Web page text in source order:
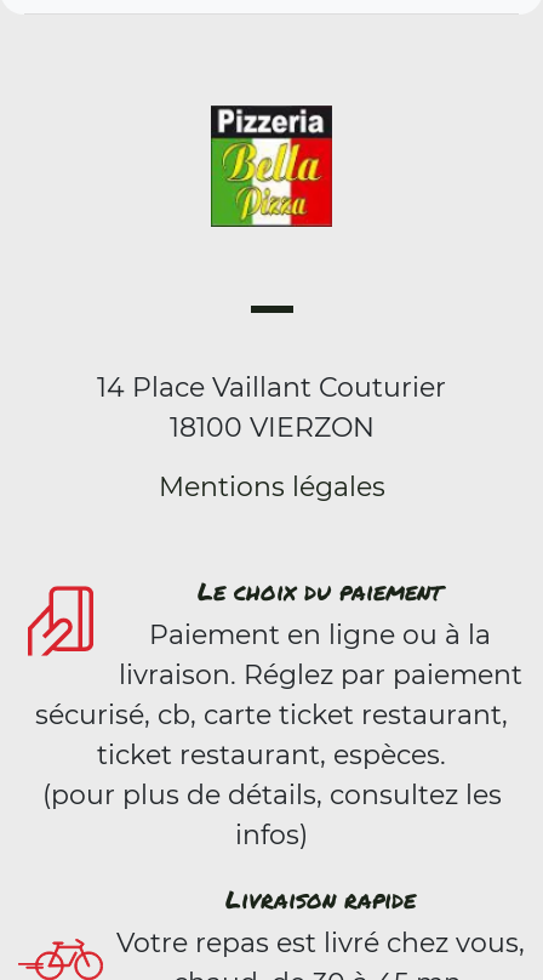
14 Place Vaillant Couturier
18100 VIERZON
Mentions légales
Le choix du paiement
Paiement en ligne ou à la
livraison. Réglez par paiement
sécurisé, cb, carte ticket restaurant,
ticket restaurant, espèces.
(pour plus de détails, consultez les
infos)
Livraison rapide
Votre repas est livré chez vous,